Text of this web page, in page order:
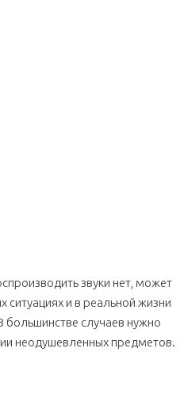
звуки нет, может
ситуациях и в реальной жизни
случаев нужно
неодушевленных предметов.